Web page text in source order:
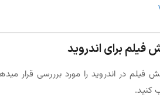
برای اندروید
برتر پخش فیلم در اندروید را مورد
کنید.